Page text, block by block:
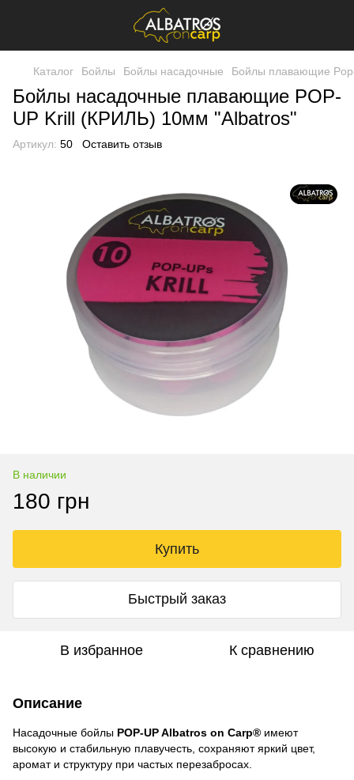
Каталог Бойлы Бойлы насадочные Бойлы плавающие
Бойлы насадочные плавающие POP-
UP Krill (КРИЛЬ) 10мм "Albatros"
Артикул: 50 Оставить отзыв
В наличии
180 грн
Купить
Быстрый заказ
В избранное К сравнению
Описание
Насадочные бойлы POP-UP Albatros on Carp® имеют
высокую и стабильную плавучесть, сохраняют яркий цвет,
аромат и структуру при частых перезабросах.